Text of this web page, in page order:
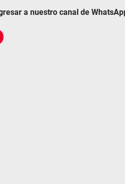
a nuestro canal de